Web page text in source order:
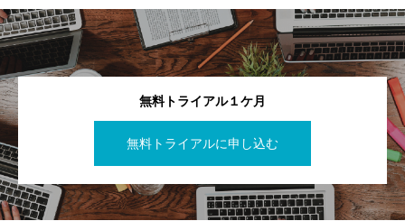
無料トライアル１ケ月
無料トライアルに申し込む